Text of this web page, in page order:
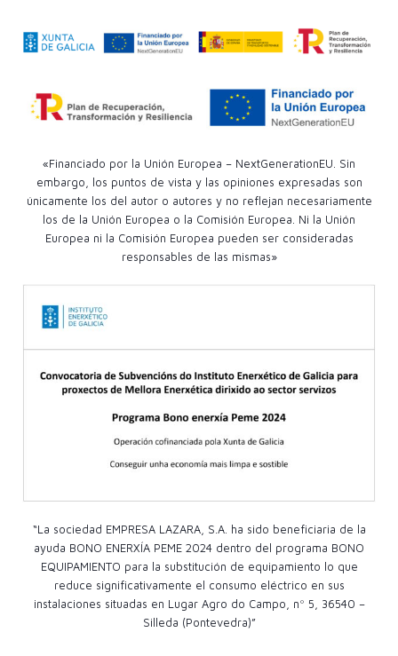
«Financiado por la Unión Europea – NextGenerationEU. Sin
embargo, los puntos de vista y las opiniones expresadas son
únicamente los del autor o autores y no reflejan necesariamente
los de la Unión Europea o la Comisión Europea. Ni la Unión
Europea ni la Comisión Europea pueden ser consideradas
responsables de las mismas»
“La sociedad EMPRESA LAZARA, S.A. ha sido beneficiaria de la
ayuda BONO ENERXÍA PEME 2024 dentro del programa BONO
EQUIPAMIENTO para la substitución de equipamiento lo que
reduce significativamente el consumo eléctrico en sus
instalaciones situadas en Lugar Agro do Campo, nº 5, 36540 –
Silleda (Pontevedra)”